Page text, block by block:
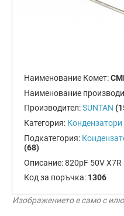
Наименование Комет:
Наименование
Производител:SUNTAN
Категория: Кондензатори
Подкатегория:
(68)
Описание:820pF 50V X7R
Код за поръчка: 1306
Изображението е само с